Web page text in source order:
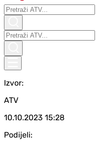
Izvor:
ATV
10.10.2023 15:28
Podijeli: